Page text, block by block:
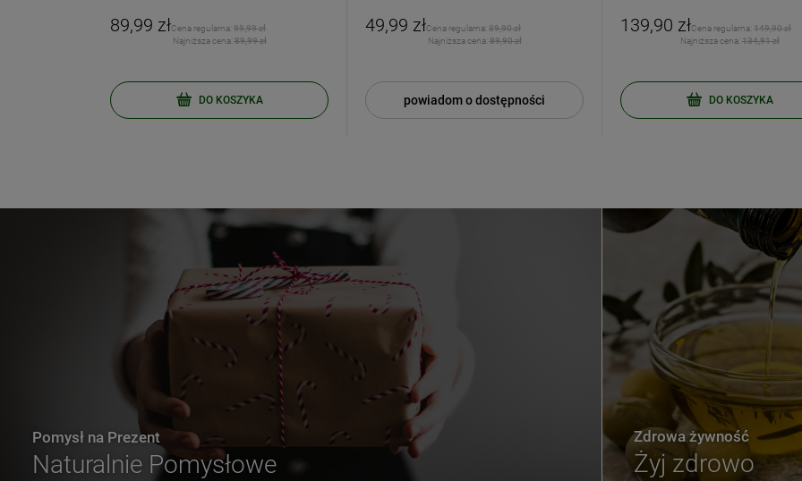
89,99 złCena regularna: 99,99 zł
Najniższa cena: 89,99 zł
DO KOSZYKA
49,99 złCena regularna: 89,90 zł
Najniższa cena: 89,90 zł
powiadom o dostępności
139,90 złCena regularna: 149,90 zł
Najniższa cena: 134,91 zł
DO KOSZYKA
Pomysł na Prezent
Naturalnie Pomysłowe
Zdrowa żywność
Żyj zdrowo